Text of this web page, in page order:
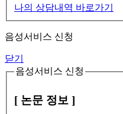
나의 상담내역 바로가기
음성서비스 신청
닫기
음성서비스 신청
[ 논문 정보 ]